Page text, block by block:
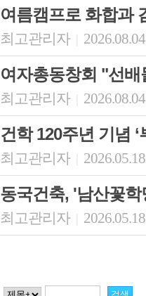
여름캠프로 화합과
최고관리자
여자총동창회 "선
최고관리자
건학 120주년 기념
최고관리자
동국건축, '남산꽃
최고관리자